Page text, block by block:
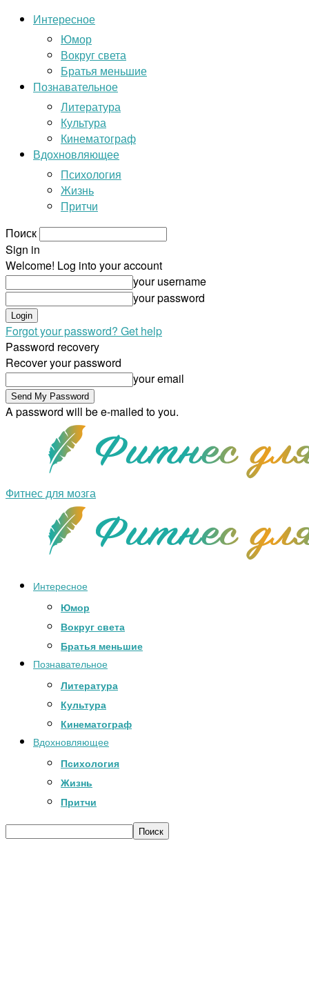
Интересное
Юмор
Вокруг света
Братья меньшие
Познавательное
Литература
Культура
Кинематограф
Вдохновляющее
Психология
Жизнь
Притчи
Поиск
Sign in
Welcome! Log into your account
your username
your password
Forgot your password? Get help
Password recovery
Recover your password
your email
A password will be e-mailed to you.
Фитнес для мозга
Интересное
Юмор
Вокруг света
Братья меньшие
Познавательное
Литература
Культура
Кинематограф
Вдохновляющее
Психология
Жизнь
Притчи